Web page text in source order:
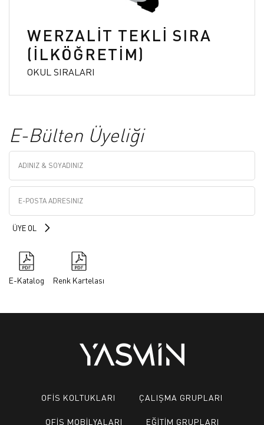
WERZALİT TEKLİ SIRA
(İLKÖĞRETİM)
OKUL SIRALARI
E-Bülten Üyeliği
E-Katalog Renk Kartelası
OFİS KOLTUKLARI ÇALIŞMA GRUPLARI
OFİS MOBİLYALARI EĞİTİM GRUPLARI